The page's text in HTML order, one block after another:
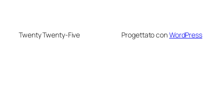
Twenty Twenty-Five Progettato conWordPress